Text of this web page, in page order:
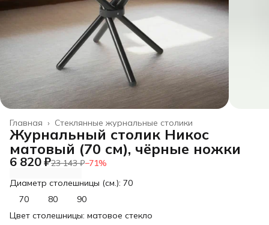
Стеклянные журнальные столики
Главная ›
Журнальный столик Никос
матовый (70 см), чёрные ножки
6 820 ₽23 143 ₽−71%
Диаметр столешницы (см.): 70
70
80
90
Цвет столешницы: матовое стекло